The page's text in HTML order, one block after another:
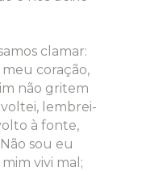
clamar:
coração,
não gritem
voltei, lembrei-
à fonte,
sou eu
vivi mal;